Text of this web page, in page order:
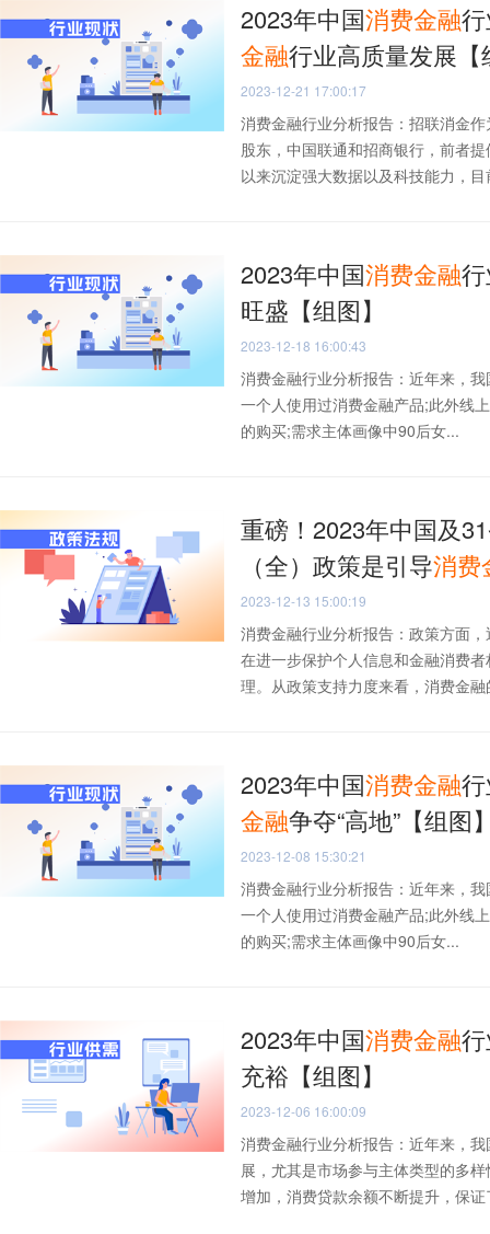
2023年中国消费金融
金融行业高质量发展【
2023-12-21 17:00:17
消费金融行业分析报告：招联消金
股东，中国联通和招商银行，前者
以来沉淀强大数据以及科技能力，
2023年中国消费金融
旺盛【组图】
2023-12-18 16:00:43
消费金融行业分析报告：近年来，
一个人使用过消费金融产品;此外线
的购买;需求主体画像中90后女...
重磅！2023年中国及
（全）政策是引导消费
2023-12-13 15:00:19
消费金融行业分析报告：政策方面
在进一步保护个人信息和金融消费
理。从政策支持力度来看，消费金
2023年中国消费金融
金融争夺“高地”【组图
2023-12-08 15:30:21
消费金融行业分析报告：近年来，
一个人使用过消费金融产品;此外线
的购买;需求主体画像中90后女...
2023年中国消费金融
充裕【组图】
2023-12-06 16:00:09
消费金融行业分析报告：近年来，
展，尤其是市场参与主体类型的多
增加，消费贷款余额不断提升，保